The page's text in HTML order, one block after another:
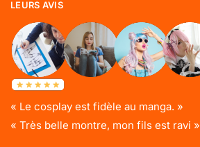
LEURS AVIS
« Le cosplay est fidèle au manga. »
« Très belle montre, mon fils est ravi »